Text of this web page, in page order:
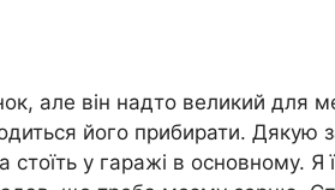
але він надто великий для
його прибирати.
стоїть у гаражі в основному.